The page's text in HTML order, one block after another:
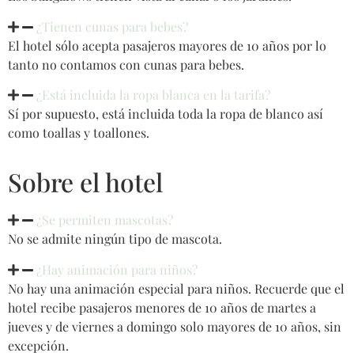
¿Tienen cunas para bebes?
El hotel sólo acepta pasajeros mayores de 10 años por lo
tanto no contamos con cunas para bebes.
¿Está incluida la ropa blanca en la tarifa?
Sí por supuesto, está incluida toda la ropa de blanco así
como toallas y toallones.
Sobre el hotel
¿Se permiten mascotas?
No se admite ningún tipo de mascota.
¿Hay animación para niños?
No hay una animación especial para niños. Recuerde que el
hotel recibe pasajeros menores de 10 años de martes a
jueves y de viernes a domingo solo mayores de 10 años, sin
excepción.